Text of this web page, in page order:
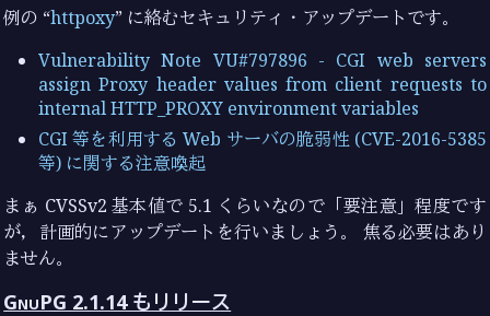
例の “httpoxy” に絡むセキュリティ・アップデートです。
Vulnerability Note VU#797896 - CGI web servers
assign Proxy header values from client requests to
internal HTTP_PROXY environment variables
CGI 等を利用する Web サーバの脆弱性 (CVE-2016-5385
等) に関する注意喚起
まぁ CVSSv2 基本値で 5.1 くらいなので「要注意」程度です
が，計画的にアップデートを行いましょう。 焦る必要はあり
ません。
GnuPG 2.1.14 もリリース